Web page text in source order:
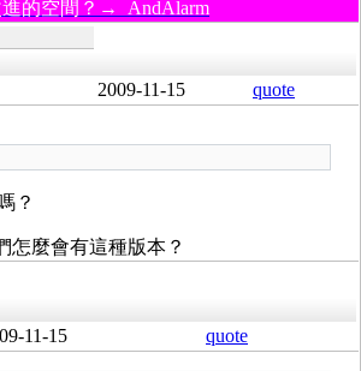
進的空間？→ AndAlarm
2009-11-15 quote
？
怎麼會有這種版本？
11-15 quote